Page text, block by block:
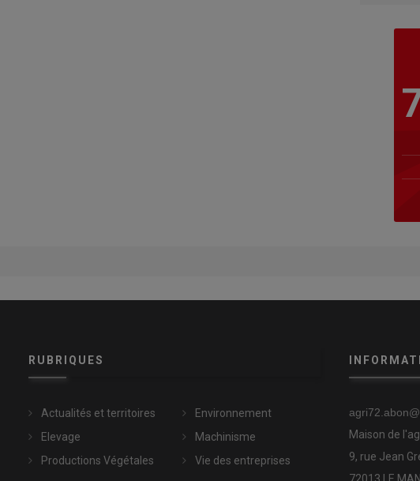
RUBRIQUES
Actualités et territoires
Elevage
Productions Végétales
Environnement
Machinisme
Vie des entreprises
Maison de
9, rue Jean